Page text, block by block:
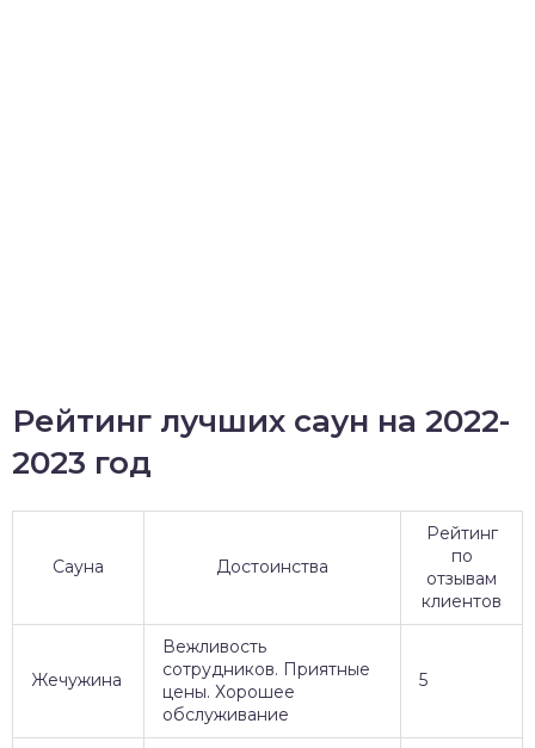
Рейтинг лучших саун на 2022-
2023 год
Сауна Достоинства
Рейтинг
по
отзывам
клиентов
Жечужина
Вежливость
сотрудников. Приятные
цены. Хорошее
обслуживание
5